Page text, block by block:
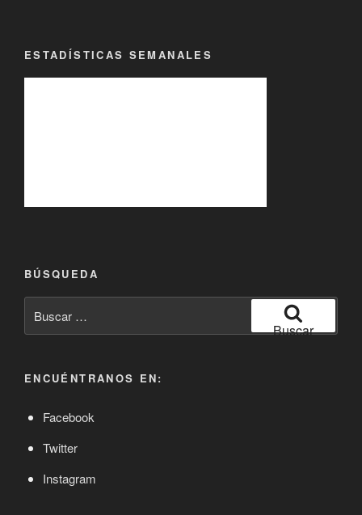
ESTADÍSTICAS SEMANALES
BÚSQUEDA
por:
Buscar
ENCUÉNTRANOS EN:
Facebook
Twitter
Instagram